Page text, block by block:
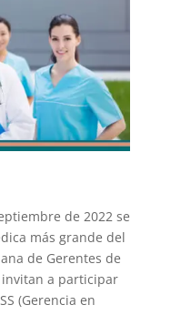
de 2022 se
más grande del
de Gerentes de
invitan a participar
(Gerencia en